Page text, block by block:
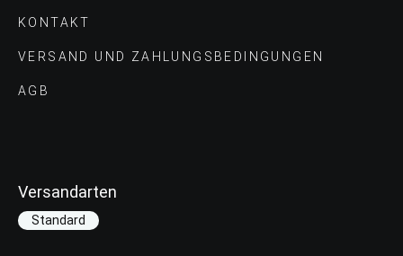
KONTAKT
VERSAND UND ZAHLUNGS­BEDINGUNGEN
AGB
Versandarten
Standard